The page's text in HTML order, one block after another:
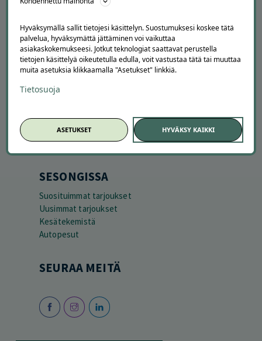
Partneriportaali
LATAA APPI
SESONGISSA
Suosituimmat tarjoukset
Uusimmat tarjoukset
Kesätekemistä
Autopesut
SEURAA MEITÄ
Hyväksymällä sallit tietojesi käsittelyn. Suostumuksesi koskee tätä
palvelua, hyväksymättä jättäminen voi vaikuttaa
asiakaskokemukseesi. Jotkut teknologiat saattavat perustella
tietojen käsittelyä oikeutetulla edulla, voit vastustaa tätä tai muuttaa
muita asetuksia klikkaamalla "Asetukset" linkkiä.
Tietosuoja
ASETUKSET HYVÄKSY KAIKKI